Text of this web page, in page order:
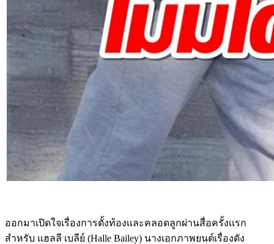
ออกมาเปิดใจเรื่องการตั้งท้องเเละคลอดลูกผ่านสื่อครั้งเเรก
สำหรับ แฮลลี เบลีย์ (Halle Bailey) นางเอกภาพยนต์เรื่องดัง